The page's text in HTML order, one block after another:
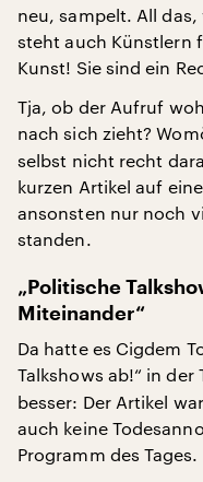
neu, sampelt. All
steht auch Künstlern
Kunst! Sie sind ein
Tja, ob der Aufruf
nach sich zieht?
selbst nicht recht
kurzen Artikel auf
ansonsten nur noch
standen.
„Politische
Miteinander“
Da hatte es Cigdem
Talkshows ab!“ in der
besser: Der Artikel
auch keine
Programm des Tages.